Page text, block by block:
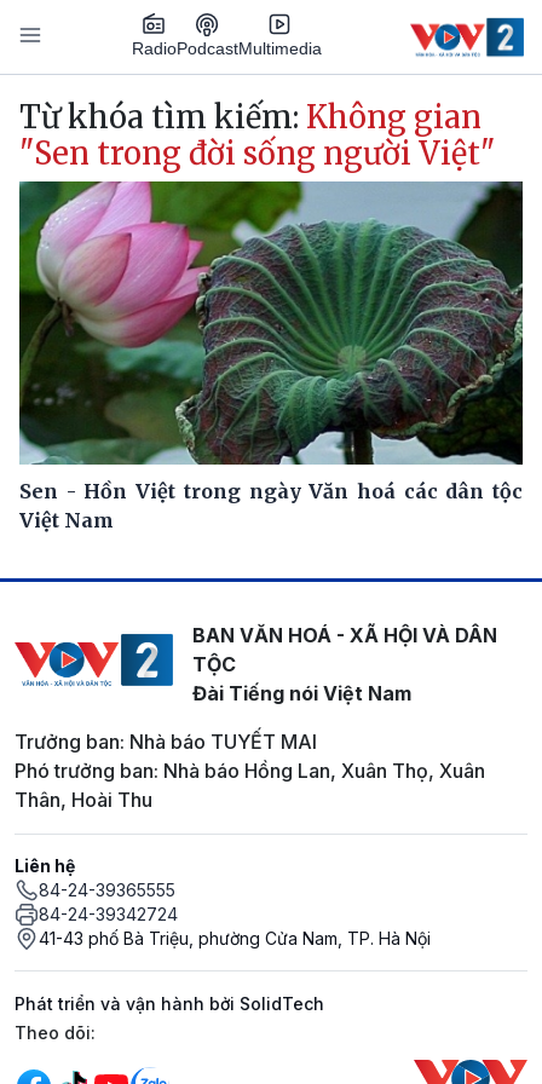
Nhảy đến nội dung
RadioPodcastMultimedia
Main navigation
Từ khóa tìm kiếm: Không gian
"Sen trong đời sống người Việt"
Sen - Hồn Việt trong ngày Văn hoá các dân tộc
Việt Nam
BAN VĂN HOÁ - XÃ HỘI VÀ DÂN
TỘC
Đài Tiếng nói Việt Nam
Trưởng ban: Nhà báo TUYẾT MAI
Phó trưởng ban: Nhà báo Hồng Lan, Xuân Thọ, Xuân
Thân, Hoài Thu
Liên hệ
84-24-39365555
84-24-39342724
41-43 phố Bà Triệu, phường Cửa Nam, TP. Hà Nội
Phát triển và vận hành bởi SolidTech
Mạng xã hội
Theo dõi: